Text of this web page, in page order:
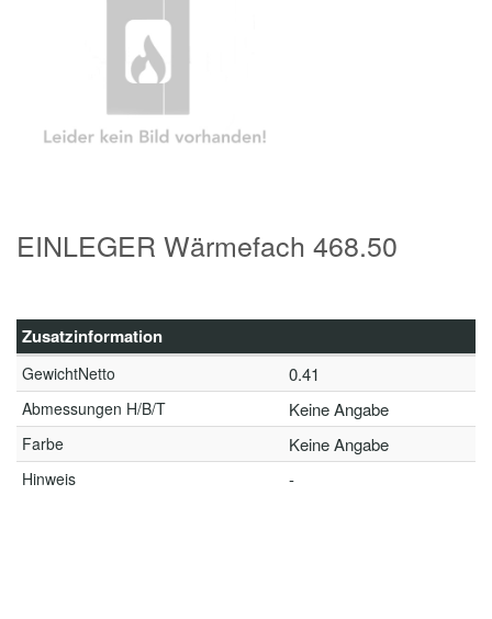
EINLEGER Wärmefach 468.50
Zusatzinformation
GewichtNetto 0.41
Abmessungen H/B/T Keine Angabe
Farbe Keine Angabe
Hinweis -